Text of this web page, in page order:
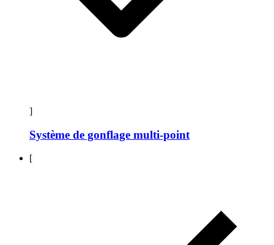
]
Système de gonflage multi-point
[